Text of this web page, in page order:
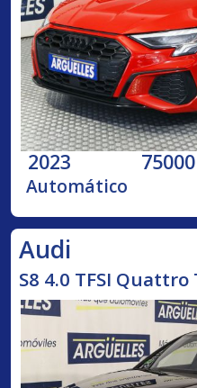
2023
Automático
Audi
S8 4.0 TFSI